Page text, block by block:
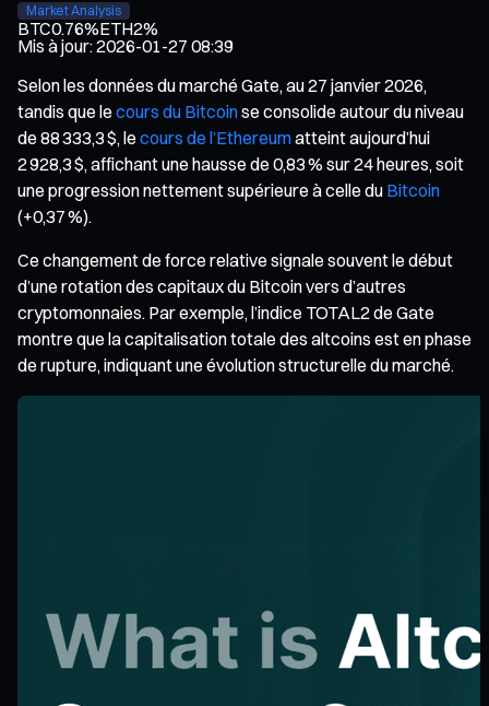
Market Analysis
BTC0.76%ETH2%
Mis à jour:2026-01-27 08:39
Selon les données du marché Gate, au 27 janvier 2026,
tandis que le cours du Bitcoinse consolide autour du niveau
de 88 333,3 $, le cours de l’Ethereumatteint aujourd’hui
2 928,3 $, affichant une hausse de 0,83 % sur 24 heures, soit
une progression nettement supérieure à celle du Bitcoin
(+0,37 %).
Ce changement de force relative signale souvent le début
d’une rotation des capitaux du Bitcoin vers d’autres
cryptomonnaies. Par exemple, l’indice TOTAL2 de Gate
montre que la capitalisation totale des altcoins est en phase
de rupture, indiquant une évolution structurelle du marché.